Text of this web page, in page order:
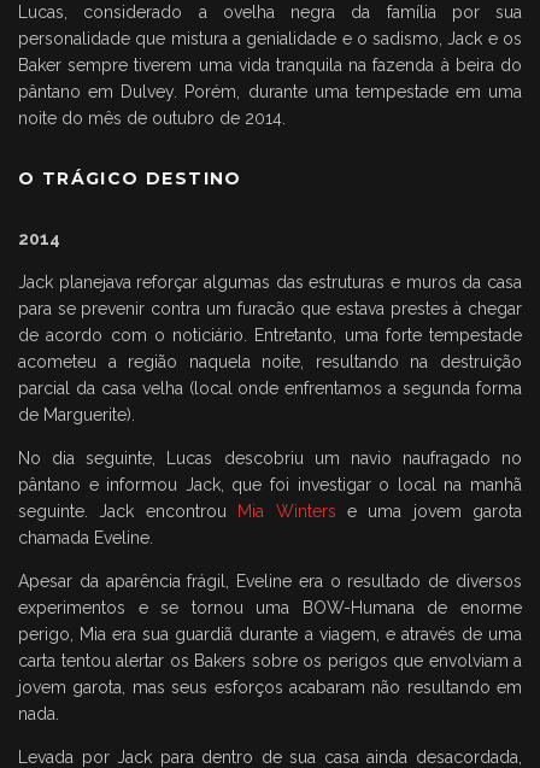
Lucas, considerado a ovelha negra da família por sua
personalidade que mistura a genialidade e o sadismo, Jack e os
Baker sempre tiverem uma vida tranquila na fazenda à beira do
pântano em Dulvey. Porém, durante uma tempestade em uma
noite do mês de outubro de 2014.
O TRÁGICO DESTINO
2014
Jack planejava reforçar algumas das estruturas e muros da casa
para se prevenir contra um furacão que estava prestes à chegar
de acordo com o noticiário. Entretanto, uma forte tempestade
acometeu a região naquela noite, resultando na destruição
parcial da casa velha (local onde enfrentamos a segunda forma
de Marguerite).
No dia seguinte, Lucas descobriu um navio naufragado no
pântano e informou Jack, que foi investigar o local na manhã
seguinte. Jack encontrou
Mia Winters e uma jovem garota
chamada Eveline.
Apesar da aparência frágil, Eveline era o resultado de diversos
experimentos e se tornou uma BOW-Humana de enorme
perigo, Mia era sua guardiã durante a viagem, e através de uma
carta tentou alertar os Bakers sobre os perigos que envolviam a
jovem garota, mas seus esforços acabaram não resultando em
nada.
Levada por Jack para dentro de sua casa ainda desacordada,